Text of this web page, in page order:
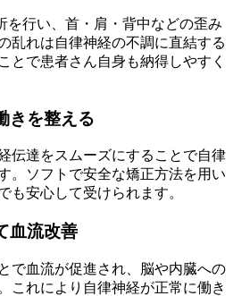
を行い、首・肩・背中などの歪み
乱れは自律神経の不調に直結する
とで患者さん自身も納得しやすく
きを整える
伝達をスムーズにすることで自律
。ソフトで安全な矯正方法を用い
も安心して受けられます。
血流改善
で血流が促進され、脳や内臓への
これにより自律神経が正常に働き